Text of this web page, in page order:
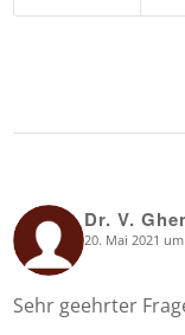
Dr. V.
says: 20. Mai 2021
Sehr geehrter